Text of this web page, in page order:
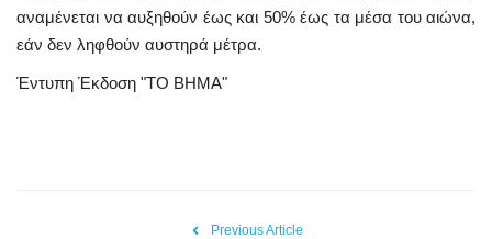
αναμένεται να αυξηθούν έως και 50% έως τα μέσα του αιώνα,
εάν δεν ληφθούν αυστηρά μέτρα.
Έντυπη Έκδοση "ΤΟ ΒΗΜΑ"
Previous Article